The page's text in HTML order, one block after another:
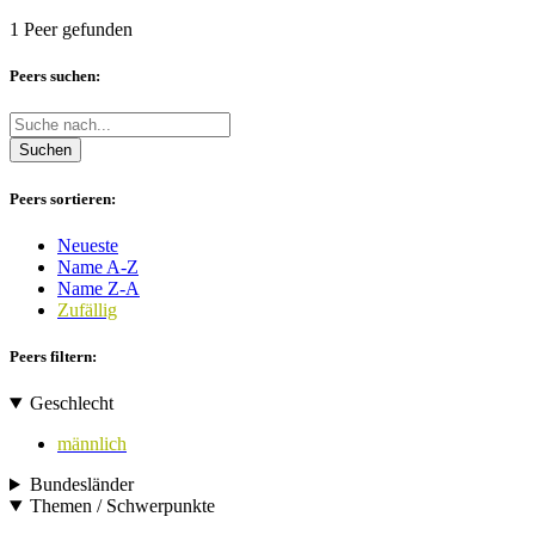
1 Peer gefunden
Peers suchen:
Suchen
Peers sortieren:
Neueste
Name A-Z
Name Z-A
Zufällig
Peers filtern:
Geschlecht
männlich
Bundesländer
Themen / Schwerpunkte